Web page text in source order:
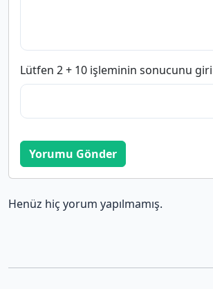
Lütfen 2 + 10 işleminin sonucunu
Yorumu Gönder
Henüz hiç yorum yapılmamış.